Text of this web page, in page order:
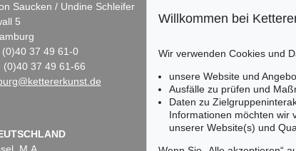
Saucken / Undine Schleifer
5
(0)40 37 49 61-0
(0)40 37 49 61-66
Fasanenstr. 70
Tel.: +49 (0)30 88 67 53-
Keine Auktion
Willkommen bei
Wir verwenden Cookies und
unsere Website und
Ausfälle zu prüfen und
Daten zu
Informationen möchten wir
unserer Website(s) und